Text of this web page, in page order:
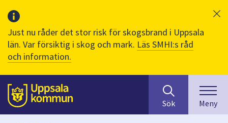
Just nu råder det stor risk för skogsbrand i Uppsala
län. Var försiktig i skog och mark. Läs SMHI:s råd
och information.
Till sidans
huvudinnehåll
efter
innehåll
på
Sök Meny